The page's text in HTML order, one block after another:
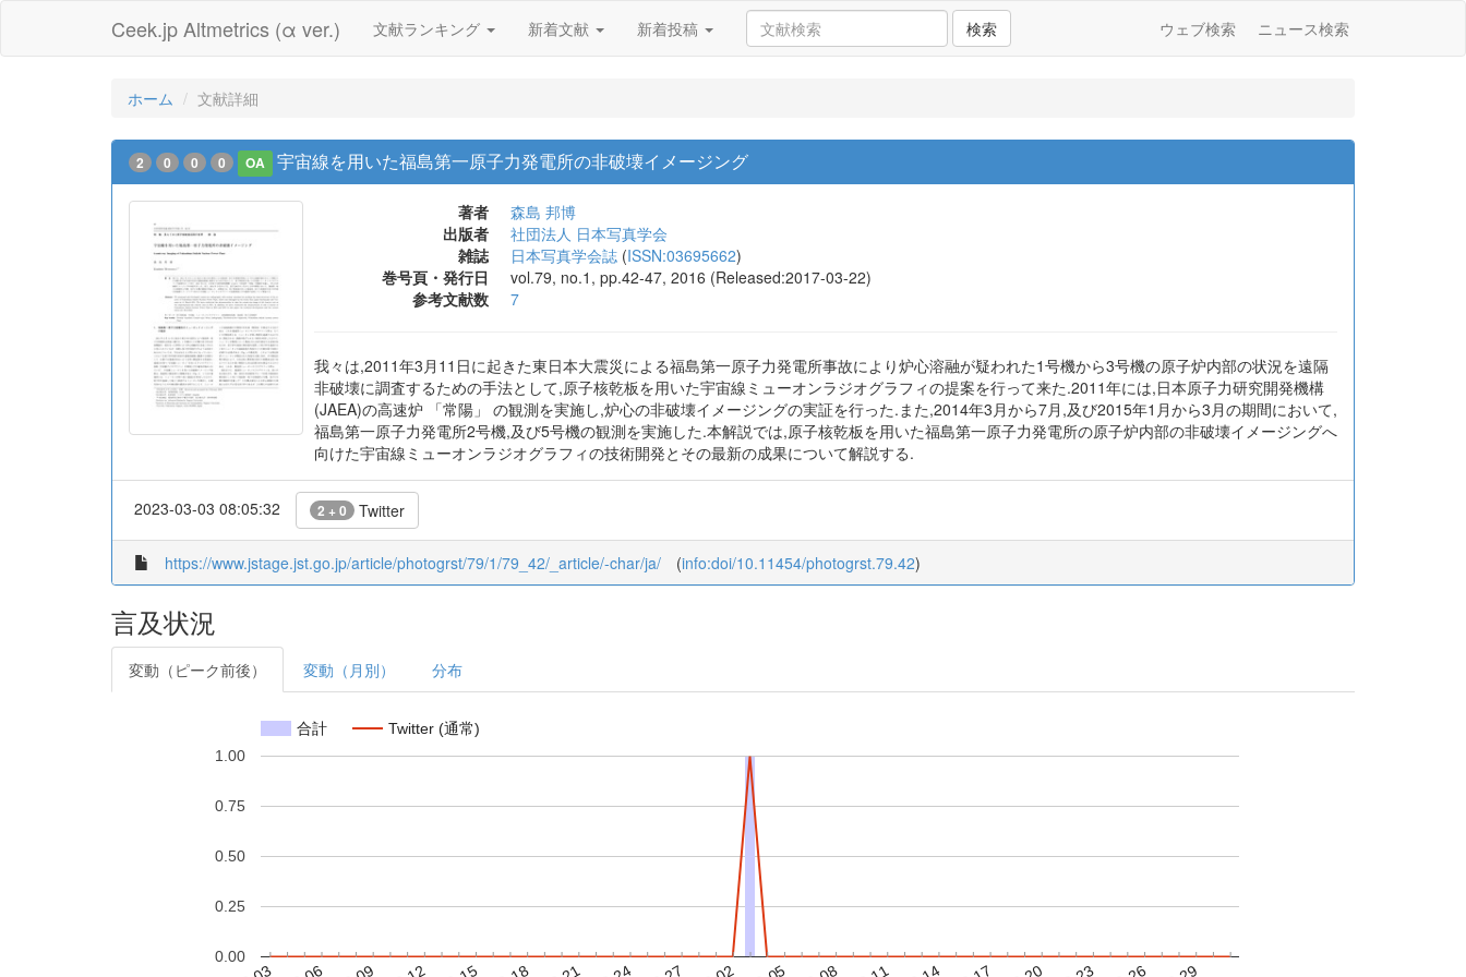
Ceek.jp Altmetrics (α ver.) 文献ランキング 新着文献 新着投稿 検索 ウェブ検索 ニュース検索
ホーム 文献詳細
2 0 0 0 OA 宇宙線を用いた福島第一原子力発電所の非破壊イメージング
著者
森島 邦博
出版者
社団法人 日本写真学会
雑誌
日本写真学会誌 (ISSN:03695662)
巻号頁・発行日
vol.79, no.1, pp.42-47, 2016 (Released:2017-03-22)
参考文献数
7
我々は,2011年3月11日に起きた東日本大震災による福島第一原子力発電所事故により炉心溶融が疑われた1号機から3号機の原子炉内部の状況を遠隔
非破壊に調査するための手法として,原子核乾板を用いた宇宙線ミューオンラジオグラフィの提案を行って来た.2011年には,日本原子力研究開発機構
(JAEA)の高速炉 「常陽」 の観測を実施し,炉心の非破壊イメージングの実証を行った.また,2014年3月から7月,及び2015年1月から3月の期間において,
福島第一原子力発電所2号機,及び5号機の観測を実施した.本解説では,原子核乾板を用いた福島第一原子力発電所の原子炉内部の非破壊イメージングへ
向けた宇宙線ミューオンラジオグラフィの技術開発とその最新の成果について解説する.
2023-03-03 08:05:32 2 + 0 Twitter
https://www.jstage.jst.go.jp/article/photogrst/79/1/79_42/_article/-char/ja/ (info:doi/10.11454/photogrst.79.42)
言及状況
変動（ピーク前後） 変動（月別） 分布
合計 Twitter (通常)
0.00
0.25
0.50
0.75
1.00